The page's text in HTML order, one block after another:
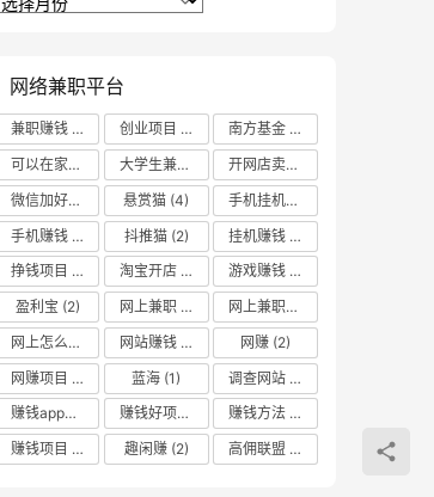
网络兼职平台
兼职赚钱 创业项目 南方基金
可以在家挣钱
大学生兼职 开网店卖什么最赚钱
微信加好友
悬赏猫 (4) 手机挂机赚钱
手机赚钱
抖推猫(2) 挂机赚钱
挣钱项目
淘宝开店 游戏赚钱
盈利宝 (2) 网上兼职 网上兼职赚钱日结
网上怎么赚零花钱
(2)
网站赚钱 网赚 (2)
网赚项目
蓝海 (1) 调查网站
赚钱app哪个最靠谱
(2) 赚钱好项目 赚钱方法
赚钱项目
趣闲赚(2) 高佣联盟